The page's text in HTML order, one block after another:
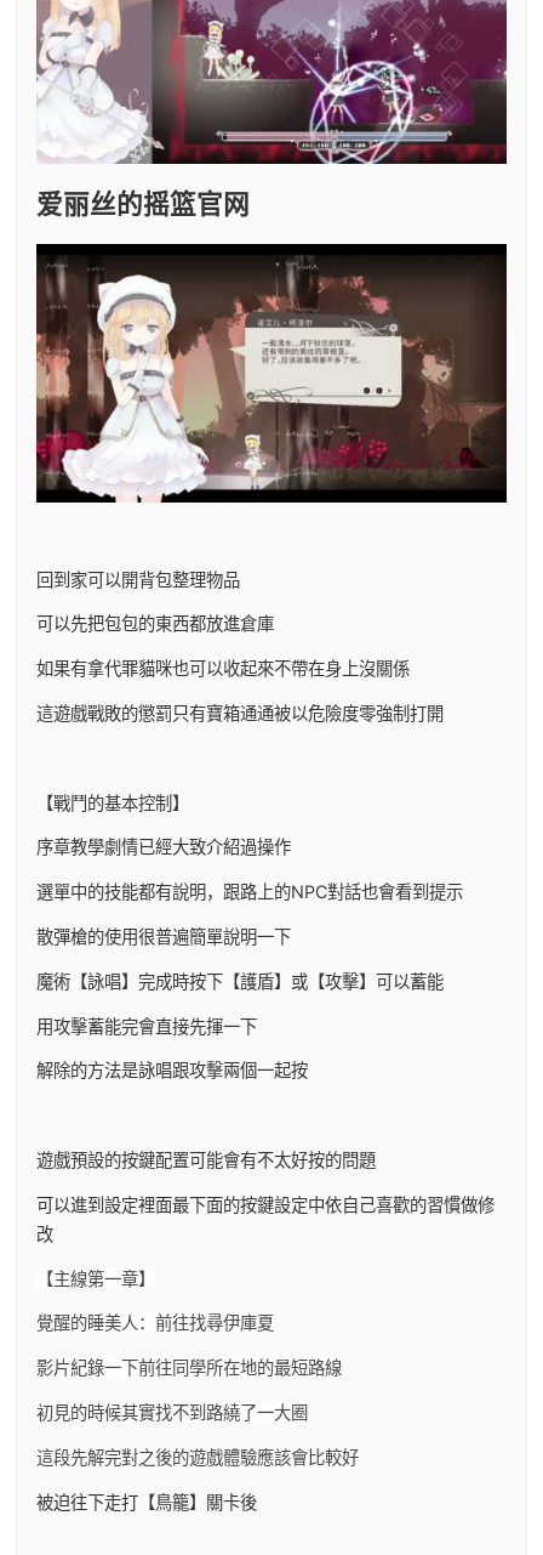
爱丽丝的摇篮官网
回到家可以開背包整理物品
可以先把包包的東西都放進倉庫
如果有拿代罪貓咪也可以收起來不帶在身上沒關係
這遊戲戰敗的懲罰只有寶箱通通被以危險度零強制打開
【戰鬥的基本控制】
序章教學劇情已經大致介紹過操作
選單中的技能都有說明，跟路上的NPC對話也會看到提示
散彈槍的使用很普遍簡單說明一下
魔術【詠唱】完成時按下【護盾】或【攻擊】可以蓄能
用攻擊蓄能完會直接先揮一下
解除的方法是詠唱跟攻擊兩個一起按
遊戲預設的按鍵配置可能會有不太好按的問題
可以進到設定裡面最下面的按鍵設定中依自己喜歡的習慣做修
改
【主線第一章】
覺醒的睡美人：前往找尋伊庫夏
影片紀錄一下前往同學所在地的最短路線
初見的時候其實找不到路繞了一大圈
這段先解完對之後的遊戲體驗應該會比較好
被迫往下走打【鳥籠】關卡後